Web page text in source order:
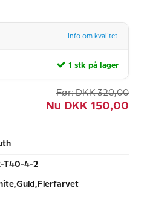
Info om kvalitet
1 stk på lager
Før: DKK 320,00
Nu DKK 150,00
T40-4-2